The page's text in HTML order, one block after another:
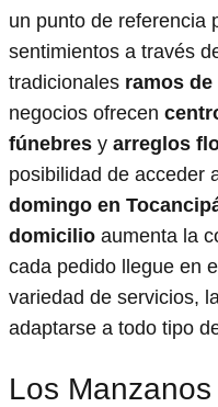
un punto de referencia
sentimientos a través
tradicionales ramos
negocios ofrecen
fúnebres y arreglos
posibilidad de acceder
domingo en
domicilio aumenta la
cada pedido llegue en
variedad de servicios,
adaptarse a todo tipo
Los Manzanos